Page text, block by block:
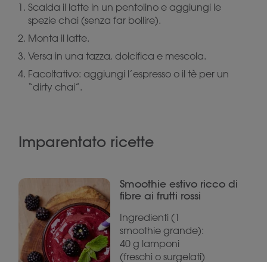
Scalda il latte in un pentolino e aggiungi le
spezie chai (senza far bollire).
Monta il latte.
Versa in una tazza, dolcifica e mescola.
Facoltativo: aggiungi l’espresso o il tè per un
“dirty chai”.
Imparentato ricette
Smoothie estivo ricco di
fibre ai frutti rossi
Ingredienti (1
smoothie grande):
40 g lamponi
(freschi o surgelati)